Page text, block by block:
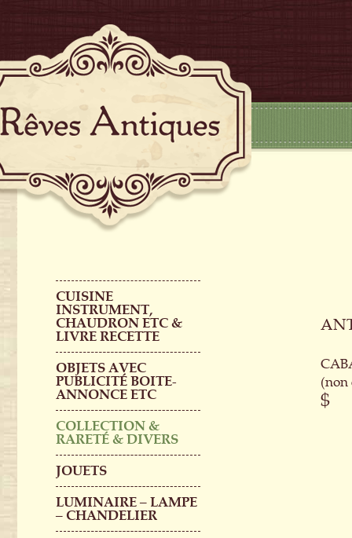
CUISINE
INSTRUMENT,
CHAUDRON ETC &
LIVRE RECETTE
OBJETS AVEC
PUBLICITÉ BOITE-
ANNONCE ETC
COLLECTION &
RARETÉ & DIVERS
JOUETS
LUMINAIRE – LAMPE
– CHANDELIER
(non
$